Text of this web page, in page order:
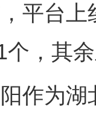
平台
，其
为湖